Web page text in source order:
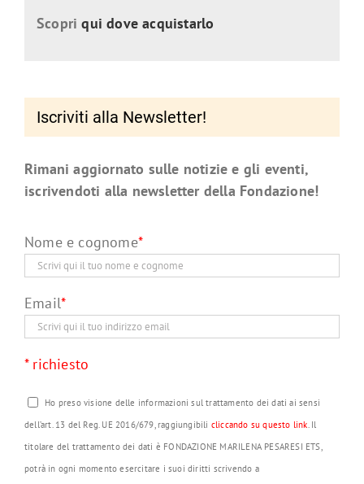
Scopriqui dove acquistarlo
Iscriviti alla Newsletter!
Rimani aggiornato sulle notizie e gli eventi,
iscrivendoti alla newsletter della Fondazione!
Nome e cognome*
Email*
* richiesto
Ho preso visione delle informazioni sul trattamento dei dati ai sensi
dell’art. 13 del Reg. UE 2016/679, raggiungibili cliccando su questo link. Il
titolare del trattamento dei dati è FONDAZIONE MARILENA PESARESI ETS,
potrà in ogni momento esercitare i suoi diritti scrivendo a